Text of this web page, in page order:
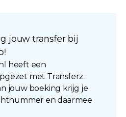
jouw transfer bij
heeft een
met Transferz.
jouw boeking krijg je
en daarmee